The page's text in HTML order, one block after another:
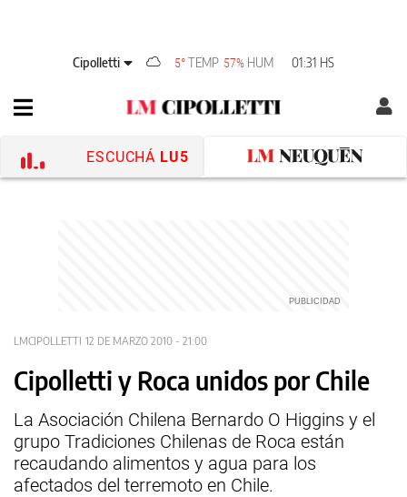
Cipolletti 5°TEMP 57% HUM 01:31 HS
ESCUCHÁ LU5
LMCIPOLLETTI 12 DE MARZO 2010 - 21:00
Cipolletti y Roca unidos por Chile
La Asociación Chilena Bernardo O Higgins y el
grupo Tradiciones Chilenas de Roca están
recaudando alimentos y agua para los
afectados del terremoto en Chile.